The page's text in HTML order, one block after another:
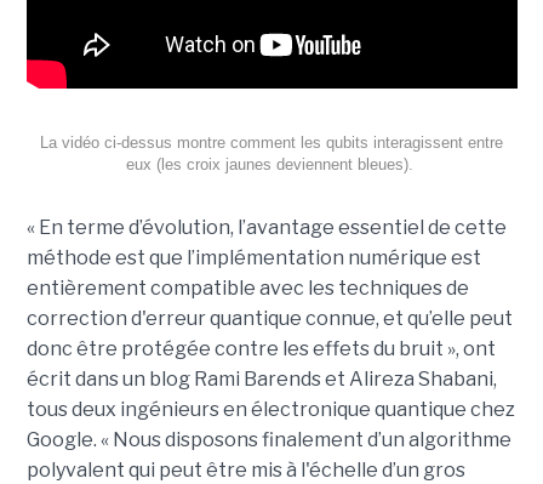
La vidéo ci-dessus montre comment les qubits interagissent entre
eux (les croix jaunes deviennent bleues).
« En terme d’évolution, l’avantage essentiel de cette
méthode est que l’implémentation numérique est
entièrement compatible avec les techniques de
correction d'erreur quantique connue, et qu’elle peut
donc être protégée contre les effets du bruit », ont
écrit dans un blog Rami Barends et Alireza Shabani,
tous deux ingénieurs en électronique quantique chez
Google. « Nous disposons finalement d’un algorithme
polyvalent qui peut être mis à l'échelle d’un gros